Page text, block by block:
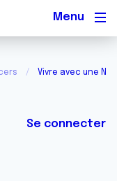
Vivre avec une
Se connecter